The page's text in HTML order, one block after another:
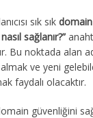
sık sık
sağlanır?”
Bu noktada alan
ve yeni
faydalı olacaktır.
güvenliğini